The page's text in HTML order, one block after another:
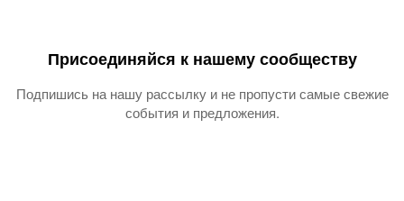
Присоединяйся к нашему сообществу
Подпишись на нашу рассылку и не пропусти самые свежие
события и предложения.